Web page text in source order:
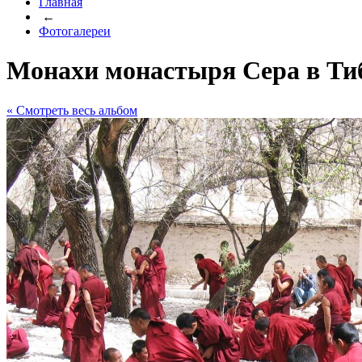
←
Фотогалереи
Монахи монастыря Сера в
« Cмотреть весь альбом